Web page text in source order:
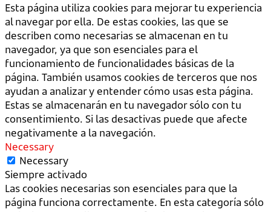
Esta página utiliza cookies para mejorar tu experiencia
al navegar por ella. De estas cookies, las que se
describen como necesarias se almacenan en tu
navegador, ya que son esenciales para el
funcionamiento de funcionalidades básicas de la
página. También usamos cookies de terceros que nos
ayudan a analizar y entender cómo usas esta página.
Estas se almacenarán en tu navegador sólo con tu
consentimiento. Si las desactivas puede que afecte
negativamente a la navegación.
Necessary
Necessary
Siempre activado
Las cookies necesarias son esenciales para que la
página funciona correctamente. En esta categoría sólo